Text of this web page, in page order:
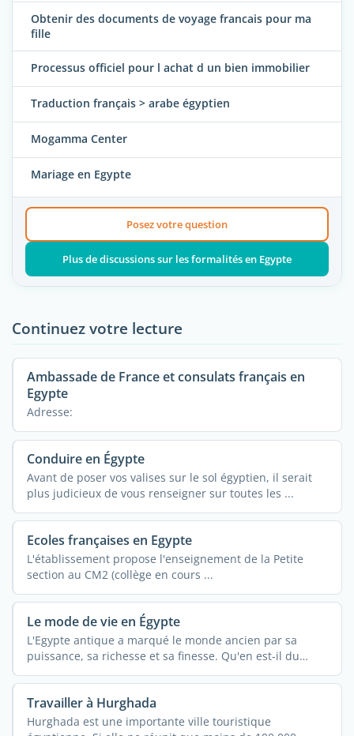
Obtenir des documents de voyage francais pour ma
fille
Processus officiel pour l achat d un bien immobilier
Traduction français > arabe égyptien
Mogamma Center
Mariage en Egypte
Posez votre question
Plus de discussions sur les formalités en Egypte
Continuez votre lecture
Ambassade de France et consulats français en
Egypte
Adresse:
Conduire en Égypte
Avant de poser vos valises sur le sol égyptien, il serait
plus judicieux de vous renseigner sur toutes les ...
Ecoles françaises en Egypte
L'établissement propose l'enseignement de la Petite
section au CM2 (collège en cours ...
Le mode de vie en Égypte
L'Egypte antique a marqué le monde ancien par sa
puissance, sa richesse et sa finesse. Qu'en est-il du
mode ...
Travailler à Hurghada
Hurghada est une importante ville touristique